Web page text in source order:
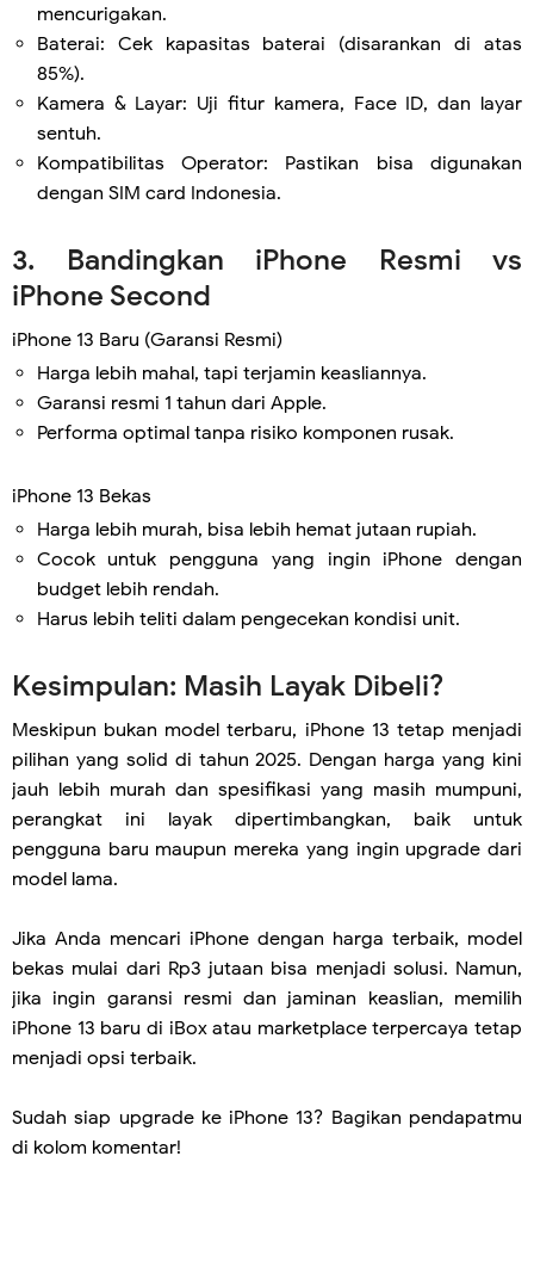
mencurigakan.
Baterai: Cek kapasitas baterai (disarankan di atas
85%).
Kamera & Layar: Uji fitur kamera, Face ID, dan layar
sentuh.
Kompatibilitas Operator: Pastikan bisa digunakan
dengan SIM card Indonesia.
3. Bandingkan iPhone Resmi vs
iPhone Second
iPhone 13 Baru (Garansi Resmi)
Harga lebih mahal, tapi terjamin keasliannya.
Garansi resmi 1 tahun dari Apple.
Performa optimal tanpa risiko komponen rusak.
iPhone 13 Bekas
Harga lebih murah, bisa lebih hemat jutaan rupiah.
Cocok untuk pengguna yang ingin iPhone dengan
budget lebih rendah.
Harus lebih teliti dalam pengecekan kondisi unit.
Kesimpulan: Masih Layak Dibeli?
Meskipun bukan model terbaru, iPhone 13 tetap menjadi
pilihan yang solid di tahun 2025. Dengan harga yang kini
jauh lebih murah dan spesifikasi yang masih mumpuni,
perangkat ini layak dipertimbangkan, baik untuk
pengguna baru maupun mereka yang ingin upgrade dari
model lama.
Jika Anda mencari iPhone dengan harga terbaik, model
bekas mulai dari Rp3 jutaan bisa menjadi solusi. Namun,
jika ingin garansi resmi dan jaminan keaslian, memilih
iPhone 13 baru di iBox atau marketplace terpercaya tetap
menjadi opsi terbaik.
Sudah siap upgrade ke iPhone 13? Bagikan pendapatmu
di kolom komentar!